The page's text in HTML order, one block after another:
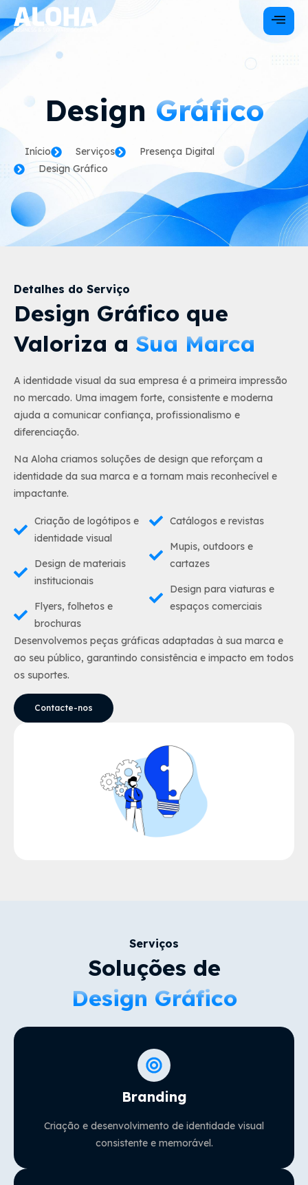
Design Gráfico
Início Serviços
Presença Digital
Design Gráfico
Detalhes do Serviço
Design Gráfico que
Valoriza a Sua Marca
A identidade visual da sua empresa é a primeira impressão
no mercado. Uma imagem forte, consistente e moderna
ajuda a comunicar confiança, profissionalismo e
diferenciação.
Na Aloha criamos soluções de design que reforçam a
identidade da sua marca e a tornam mais reconhecível e
impactante.
Criação de logótipos e
identidade visual
Design de materiais
institucionais
Flyers, folhetos e
brochuras
Catálogos e revistas
Mupis, outdoors e
cartazes
Design para viaturas e
espaços comerciais
Desenvolvemos peças gráficas adaptadas à sua marca e
ao seu público, garantindo consistência e impacto em todos
os suportes.
Contacte-nos
Serviços
Soluções de
Design Gráfico
Branding
Criação e desenvolvimento de identidade visual
consistente e memorável.